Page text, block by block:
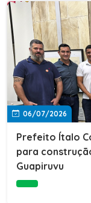
06/07/2026
Prefeito Ítalo
para
Guapiruvu